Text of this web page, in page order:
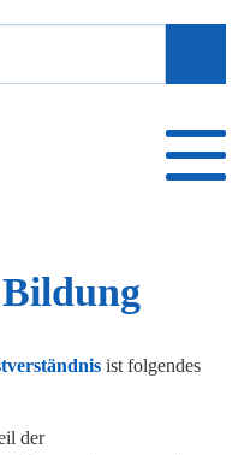
ist folgendes
der